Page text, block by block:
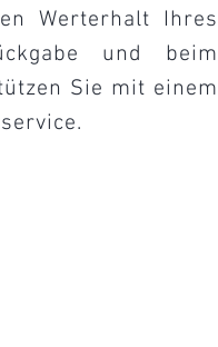
Werterhalt Ihres
und beim
Sie mit einem